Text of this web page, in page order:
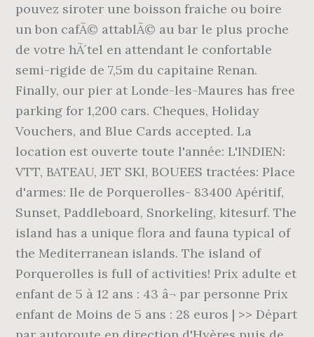
pouvez siroter une boisson fraiche ou boire
un bon cafÃ© attablÃ© au bar le plus proche
de votre hÃ´tel en attendant le confortable
semi-rigide de 7,5m du capitaine Renan.
Finally, our pier at Londe-les-Maures has free
parking for 1,200 cars. Cheques, Holiday
Vouchers, and Blue Cards accepted. La
location est ouverte toute l'année: L'INDIEN:
VTT, BATEAU, JET SKI, BOUEES tractées: Place
d'armes: Ile de Porquerolles- 83400 Apéritif,
Sunset, Paddleboard, Snorkeling, kitesurf. The
island has a unique flora and fauna typical of
the Mediterranean islands. The island of
Porquerolles is full of activities! Prix adulte et
enfant de 5 à 12 ans : 43 â¬ par personne Prix
enfant de Moins de 5 ans : 28 euros | >> Départ